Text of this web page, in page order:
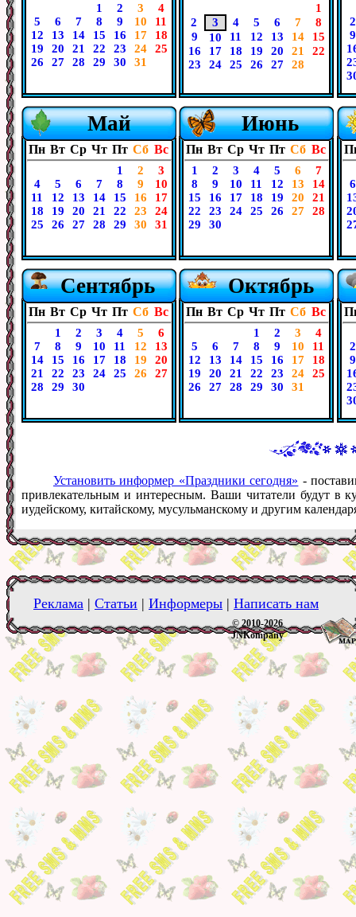
1 2 3
4
5
6 7 8 9 10
11
12
13 14 15 16 17
18
19
20 21 22 23 24
25
26
27 28 29 30 31
1
2
3 4 5 6 7
8
9
10 11 12 13 14
15
16
17 18 19 20 21
22
23
24 25 26 27 28
2
9
Май
Пн Вт Ср Чт Пт Сб Вс
1 2
3
4
5 6 7 8 9
10
11
12 13 14 15 16
17
18
19 20 21 22 23
24
25
26 27 28 29 30 31
Июнь
Пн Вт Ср Чт Пт Сб Вс
1 2 3 4 5 6
7
8
9 10 11 12 13
14
15
16 17 18 19 20
21
22
23 24 25 26 27
28
29
30
6
Сентябрь
Пн Вт Ср Чт Пт Сб Вс
1 2 3 4 5
6
7
8 9 10 11 12
13
14
15 16 17 18 19
20
21
22 23 24 25 26
27
28
29 30
Октябрь
Пн Вт Ср Чт Пт Сб Вс
1 2 3
4
5
6 7 8 9 10
11
12
13 14 15 16 17
18
19
20 21 22 23 24
25
26
27 28 29 30 31
2
9
Установить информер «Праздники сегодня» -
привлекательным и интересным. Ваши читатели будут в
иудейскому, китайскому, мусульманскому и другим
Реклама | Статьи | Информеры | Написать нам
© 2010-2026
JNKompany